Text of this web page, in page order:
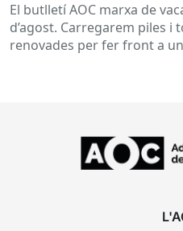
El butlletí AOC marxa de
d’agost. Carregarem piles
renovades per fer front a